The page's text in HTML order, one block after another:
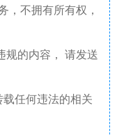
，不拥有所有权，
规的内容， 请发送
任何违法的相关